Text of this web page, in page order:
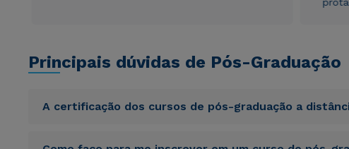
Principais dúvidas de Pós-Graduação
A certificação dos cursos de pós-graduação a